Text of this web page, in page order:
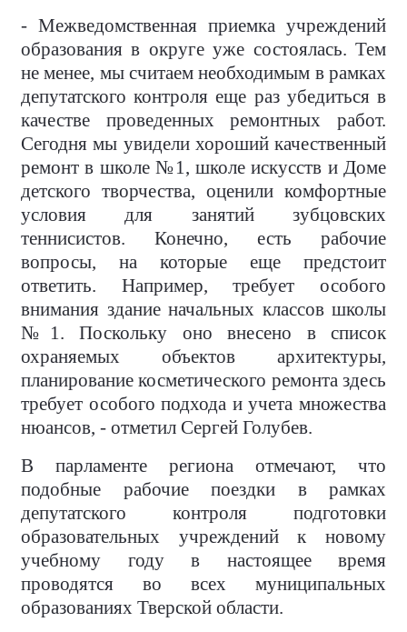
- Межведомственная приемка учреждений
образования в округе уже состоялась. Тем
не менее, мы считаем необходимым в рамках
депутатского контроля еще раз убедиться в
качестве проведенных ремонтных работ.
Сегодня мы увидели хороший качественный
ремонт в школе №1, школе искусств и Доме
детского творчества, оценили комфортные
условия для занятий зубцовских
теннисистов. Конечно, есть рабочие
вопросы, на которые еще предстоит
ответить. Например, требует особого
внимания здание начальных классов школы
№1. Поскольку оно внесено в список
охраняемых объектов архитектуры,
планирование косметического ремонта здесь
требует особого подхода и учета множества
нюансов, - отметил Сергей Голубев.
В парламенте региона отмечают, что
подобные рабочие поездки в рамках
депутатского контроля подготовки
образовательных учреждений к новому
учебному году в настоящее время
проводятся во всех муниципальных
образованиях Тверской области.